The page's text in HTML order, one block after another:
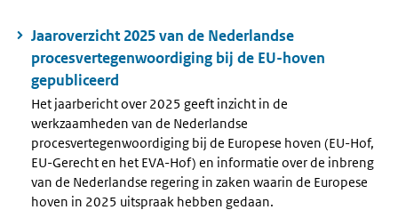
Jaaroverzicht 2025 van de Nederlandse
procesvertegenwoordiging bij de EU-hoven
gepubliceerd
Het jaarbericht over 2025 geeft inzicht in de
werkzaamheden van de Nederlandse
procesvertegenwoordiging bij de Europese hoven (EU-Hof,
EU-Gerecht en het EVA-Hof) en informatie over de inbreng
van de Nederlandse regering in zaken waarin de Europese
hoven in 2025 uitspraak hebben gedaan.